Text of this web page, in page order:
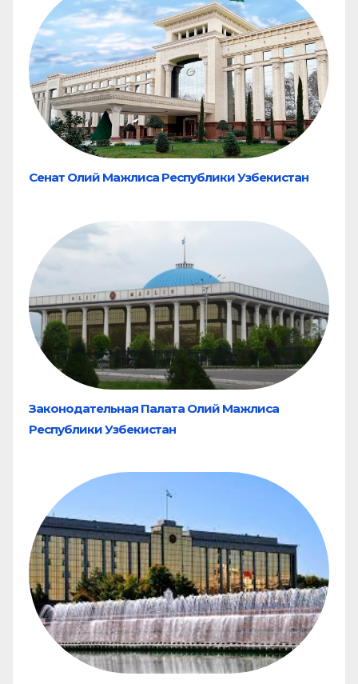
Сенат Олий Мажлиса Республики Узбекистан
Законодательная Палата Олий Мажлиса
Республики Узбекистан